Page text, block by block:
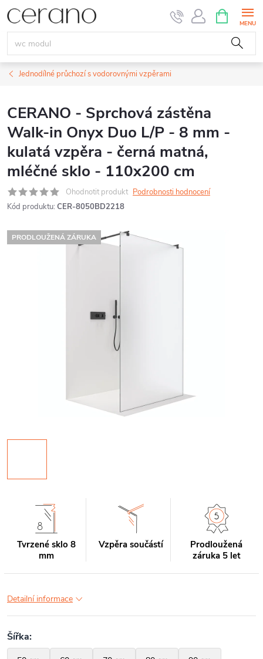
Přejít
na
obsah
NÁKUPNÍ
KOŠÍK
Jednodílné průchozí s vodorovnými vzpěrami
CERANO - Sprchová zástěna
Walk-in Onyx Duo L/P - 8 mm -
kulatá vzpěra - černá matná,
mléčné sklo - 110x200 cm
Ohodnotit produkt Podrobnosti hodnocení
Kód produktu: CER-8050BD2218
PRODLOUŽENÁ ZÁRUKA
Tvrzené sklo 8
mm
Vzpěra součástí
Prodloužená
záruka 5 let
Detailní informace